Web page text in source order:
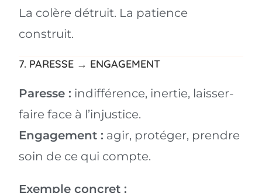
La colère détruit. La patience
construit.
7. PARESSE → ENGAGEMENT
Paresse : indifférence, inertie, laisser-
faire face à l’injustice.
Engagement : agir, protéger, prendre
soin de ce qui compte.
Exemple concret :